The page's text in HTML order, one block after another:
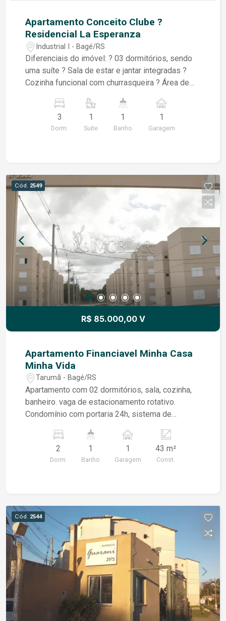
Apartamento Conceito Clube ?
Residencial La Esperanza
Industrial I - Bagé/RS
Diferenciais do imóvel: ? 03 dormitórios, sendo
uma suíte ? Sala de estar e jantar integradas ?
Cozinha funcional com churrasqueira ? Área de
para 1 carro Condomínio Clube para toda a
família: ? Piscina adulto ? Piscina infantil ? Salão
de festas ? Playground ? Espaços planejados
este é o lugar ideal para viver com qualidade e
tranquilidade. Entre em contato e agende uma
visita!
3
Dorm.
1
Suite
1
Banho
1
Garagem
Cód. 2549
R$ 85.000,00 V
Apartamento Financiavel Minha Casa
Minha Vida
Tarumã - Bagé/RS
Apartamento com 02 dormitórios, sala, cozinha,
banheiro. vaga de estacionamento rotativo.
Condomínio com portaria 24h, sistema de
salão de festas. Apartamento Quitado.
Financiável.
2
Dorm.
1
Banho
1
Garagem
43 m²
Const.
Cód. 2544